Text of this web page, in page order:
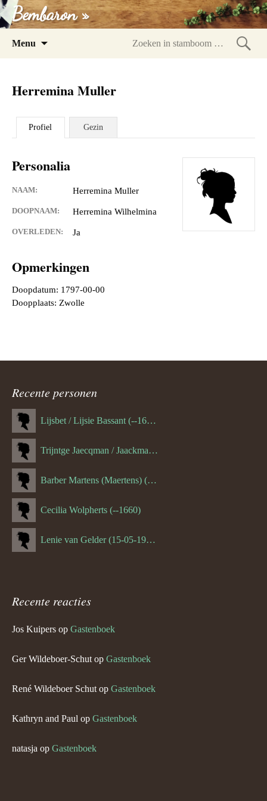
Bembaron »
Menu
Herremina Muller
Profiel Gezin
Personalia
NAAM: Herremina Muller
DOOPNAAM: Herremina Wilhelmina
OVERLEDEN: Ja
Opmerkingen
Doopdatum: 1797-00-00
Doopplaats: Zwolle
Recente personen
Lijsbet / Lijsie Bassant (--1687)
Trijntge Jaecqman / Jaackman (--1651)
Barber Martens (Maertens) (--1658)
Cecilia Wolpherts (--1660)
Lenie van Gelder (15-05-1970)
Recente reacties
Jos Kuipers op Gastenboek
Ger Wildeboer-Schut op Gastenboek
René Wildeboer Schut op Gastenboek
Kathryn and Paul op Gastenboek
natasja op Gastenboek